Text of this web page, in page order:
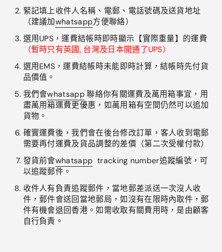
緊記填上收件人名稱、電郵、電話號碼及送貨地址
（建議加whatsapp方便聯絡）
選用UPS，運費結帳時即時顯示【實際重量】的運費
（暫時只有英國, 台灣及日本開通了UPS）
選用EMS，運費結帳時未能即時計算，結帳時先付貨
品價值。
我們會whatsapp 聯絡你有關運費及萬用箱事宜，用
盡萬用箱運費更優惠，如萬用箱有空間仍然可以追加
貨物。
確實運費後，我們會在後台修改訂單，客人收到電郵
需要再付運費及貨品調整的差價（第二次受權付款）
發貨前會whatsapp tracking number追蹤編號，可
以追蹤郵件。
收件人有負責追蹤郵件，當地郵差派送一次沒人收
件，郵件會送回當地郵局，如沒有在限時內取件，郵
件有機會退回香港。如需收取有關費用時，是由顧客
自行負責。